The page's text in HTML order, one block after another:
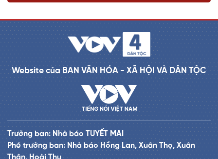
Website của BAN VĂN HÓA - XÃ HỘI VÀ DÂN TỘC
Trưởng ban: Nhà báo TUYẾT MAI
Phó trưởng ban: Nhà báo Hồng Lan, Xuân Thọ, Xuân
Thân, Hoài Thu